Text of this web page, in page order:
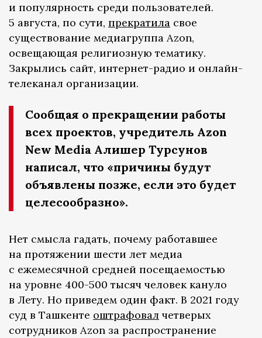
и популярность среди пользователей.
5 августа, по сути, прекратила свое
существование медиагруппа Azon,
освещающая религиозную тематику.
Закрылись сайт, интернет-радио и онлайн-
телеканал организации.
Сообщая о прекращении работы
всех проектов, учредитель Azon
New Media Алишер Турсунов
написал, что «причины будут
объявлены позже, если это будет
целесообразно».
Нет смысла гадать, почему работавшее
на протяжении шести лет медиа
с ежемесячной средней посещаемостью
на уровне 400-500 тысяч человек кануло
в Лету. Но приведем один факт. В 2021 году
суд в Ташкенте оштрафовал четверых
сотрудников Azon за распространение